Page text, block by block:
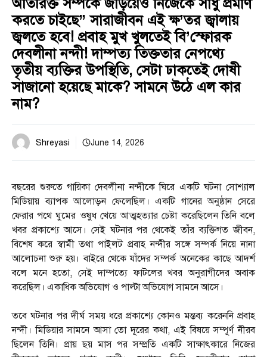
অতিরিক্ত সম্পর্কে জড়িয়েও নিজেকে সাধু প্রমাণ
করতে চাইছে” সারাজীবন এই ক্ষ’তর জ্বালায়
জ্বলতে হবে! প্রবাহ মুখ খুলতেই বি’স্ফোরক
দেবলীনা নন্দী! দাম্পত্য তিক্ততার নেপথ্যে
তৃতীয় ব্যক্তির উপস্থিতি, সেটা ঢাকতেই দোষী
সাজানো হয়েছে মাকে? সামনে উঠে এল কার
নাম?
Shreyasi June 14, 2026
বছরের শুরুতে গায়িকা দেবলীনা নন্দীকে ঘিরে একটি ঘটনা সোশ্যাল
মিডিয়ায় ব্যাপক আলোড়ন ফেলেছিল। একটি গানের অনুষ্ঠান সেরে
ফেরার পথে ঘুমের ওষুধ খেয়ে আত্মহত্যার চেষ্টা করেছিলেন তিনি বলে
খবর প্রকাশ্যে আসে। সেই ঘটনার পর থেকেই তাঁর ব্যক্তিগত জীবন,
বিশেষ করে স্বামী তথা পাইলট প্রবাহ নন্দীর সঙ্গে সম্পর্ক নিয়ে নানা
আলোচনা শুরু হয়। বাইরে থেকে যাঁদের সম্পর্ক অনেকের কাছে আদর্শ
বলে মনে হতো, সেই দাম্পত্যে ফাটলের খবর অনুরাগীদের অবাক
করেছিল। একাধিক অভিযোগ ও পাল্টা অভিযোগ সামনে আসে।
তবে ঘটনার পর দীর্ঘ সময় ধরে প্রকাশ্যে কোনও মন্তব্য করেননি প্রবাহ
নন্দী। মিডিয়ার সামনে আসা তো দূরের কথা, এই বিষয়ে সম্পূর্ণ নীরব
ছিলেন তিনি। প্রায় ছয় মাস পর সম্প্রতি একটি সাক্ষাৎকারে নিজের